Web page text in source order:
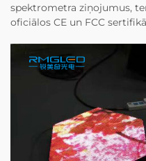
spektrometra ziņojumus,
oficiālos CE un FCC